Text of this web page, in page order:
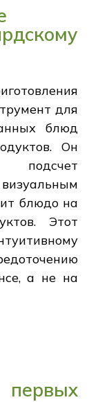
для
блюд
Он
подсчет
блюдо на
Этот
а не на